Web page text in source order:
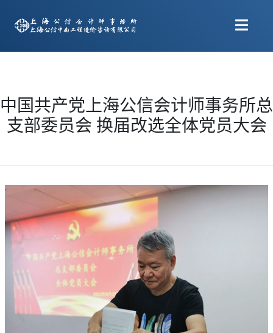
中国共产党上海公信会计师事务所总
支部委员会 换届改选全体党员大会